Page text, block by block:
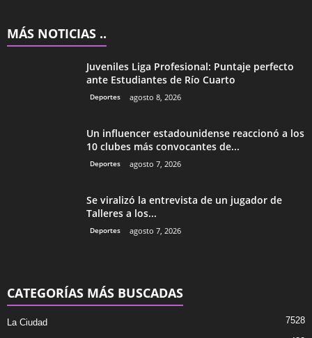
MÁS NOTICIAS ..
Juveniles Liga Profesional: Puntaje perfecto
ante Estudiantes de Río Cuarto
Deportes agosto 8, 2026
Un influencer estadounidense reaccionó a los
10 clubes más convocantes de...
Deportes agosto 7, 2026
Se viralizó la entrevista de un jugador de
Talleres a los...
Deportes agosto 7, 2026
CATEGORÍAS MÁS BUSCADAS
La Ciudad
7528